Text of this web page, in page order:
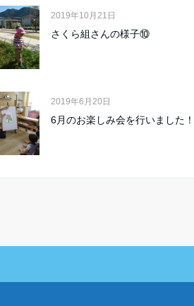
2019年10月21日
さくら組さんの様子⑩
2019年6月20日
6月のお楽しみ会を行いました！